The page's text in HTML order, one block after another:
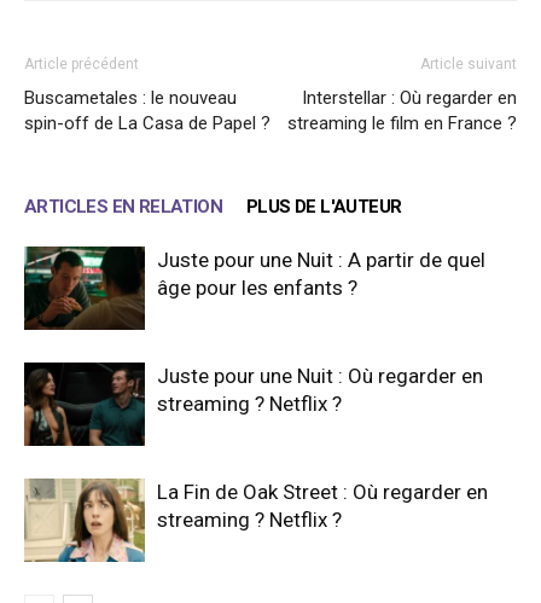
Article précédent
Buscametales : le nouveau
spin-off de La Casa de Papel ?
Article suivant
Interstellar : Où regarder en
streaming le film en France ?
ARTICLES EN RELATION PLUS DE L'AUTEUR
Juste pour une Nuit : A partir de quel
âge pour les enfants ?
Juste pour une Nuit : Où regarder en
streaming ? Netflix ?
La Fin de Oak Street : Où regarder en
streaming ? Netflix ?